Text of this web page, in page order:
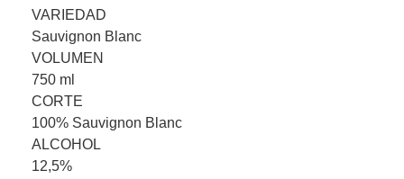
VARIEDAD
Sauvignon Blanc
VOLUMEN
750 ml
CORTE
100% Sauvignon Blanc
ALCOHOL
12,5%